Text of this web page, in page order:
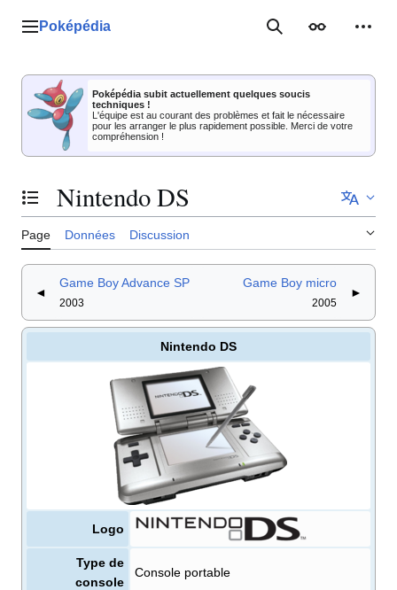
Menu principal
Poképédia RechercherApparence
Poképédia subit actuellement quelques soucis
techniques !
L'équipe est au courant des problèmes et fait le nécessaire
pour les arranger le plus rapidement possible. Merci de votre
compréhension !
Basculer la table des matières
Nintendo DS
Page Données Discussion
◄
Game Boy Advance SP
2003
Game Boy micro
2005
►
Nintendo DS
Logo
Type de
console
Console portable